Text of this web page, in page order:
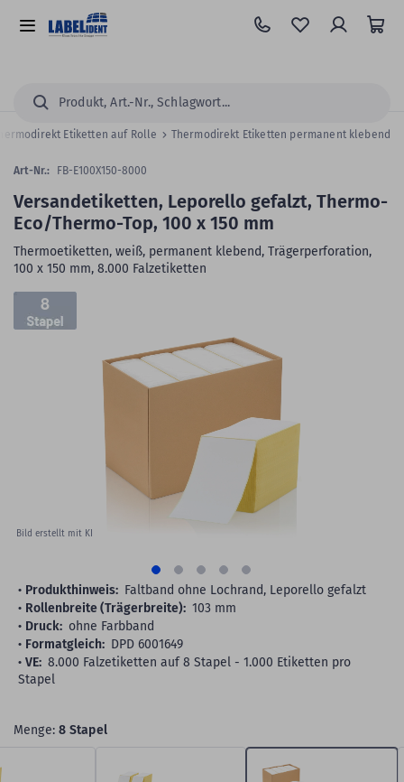
Hauptinhalt
springen
Alle
Suchen...
Etiketten auf Rolle Thermodirekt Etiketten permanent klebend
Ende
der
8
Bild erstellt mit KI
the
Versandetiketten, Leporello gefalzt, Thermo-
Eco/Thermo-Top, 100 x 150 mm
Thermoetiketten, weiß, permanent klebend, Trägerperforation,
100 x 150 mm, 8.000 Falzetiketten
Art-Nr.: FB-E100X150-8000
Produkthinweis: Faltband ohne Lochrand, Leporello gefalzt
Rollenbreite (Trägerbreite): 103 mm
Druck: ohne Farbband
Formatgleich: DPD 6001649
VE: 8.000 Falzetiketten auf 8 Stapel - 1.000 Etiketten pro
Stapel
Menge:8 Stapel